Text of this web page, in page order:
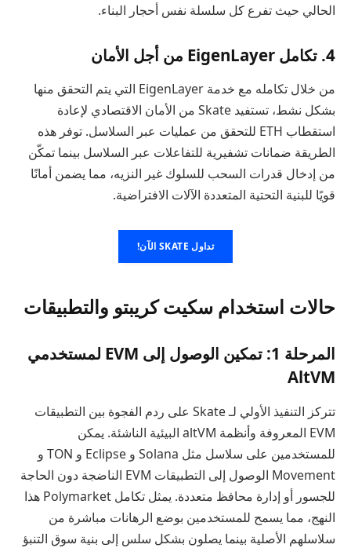
الحالي حيث تفرع كل سلسلة نفس أحجار البناء.
4. تكامل EigenLayer من أجل الأمان
من خلال تكامله مع خدمة EigenLayer التي يتم التحقق منها
بشكل نشط، تستفيد Skate من الأمان الاقتصادي لإعادة
استقطاب ETH للتحقق من عمليات عبر السلاسل. توفر هذه
الطريقة ضمانات تشفيرية للتفاعلات عبر السلاسل بينما تمكّن
من إدخال قدرات السحب للسلوك غير النزيه، مما يضمن أمانًا
قويًا للبنية التحتية المتعددة الآلات الافتراضية.
تداول SKATE الآن!
حالات استخدام سكيت كريبتو والتطبيقات
المرحلة 1: تمكين الوصول إلى EVM لمستخدمي
AltVM
تتركز التنفيذ الأولي لـ Skate على ردم الفجوة بين التطبيقات
EVM المعروفة وأنظمة altVM البيئية الناشئة. يمكن
للمستخدمين على سلاسل مثل Solana و Eclipse و TON و
Movement الوصول إلى التطبيقات EVM الناضجة دون الحاجة
للجسور أو إدارة محافظ متعددة. يمثل تكامل Polymarket هذا
النهج، مما يسمح للمستخدمين بوضع الرهانات مباشرة من
سلاسلهم الأصلية بينما يصلون بشكل سلس إلى بنية سوق التنبؤ